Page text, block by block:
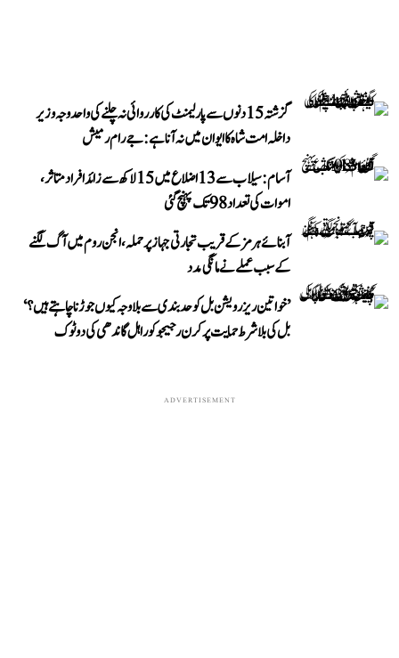
گزشتہ 15 دنوں سے پارلیمنٹ کی کارروائی نہ چلنے کی واحد وجہ وزیر
داخلہ امت شاہ کا ایوان میں نہ آنا ہے: جے رام رمیش
آسام: سیلاب سے 13 اضلاع میں 15 لاکھ سے زائد افراد متاثر،
اموات کی تعداد 98 تک پہنچ گئی
آبنائے ہرمز کے قریب تجارتی جہاز پر حملہ، انجن روم میں آگ لگنے
کے سبب عملے نے مانگی مدد
’خواتین ریزرویشن بل کو حدبندی سے بلا وجہ کیوں جوڑنا چاہتے ہیں؟‘
بل کی بلا شرط حمایت پر کرن رجیجو کو راہل گاندھی کی دوٹوک
ADVERTISEMENT